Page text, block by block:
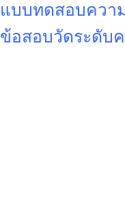
แบบทดสอบควา
ข้อสอบวัดระดับ